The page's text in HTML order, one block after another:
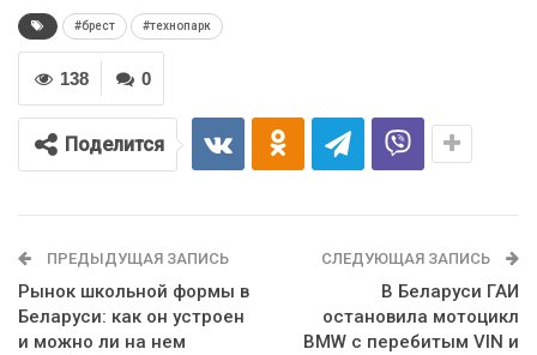
#брест #технопарк
0
138
Поделится
ПРЕДЫДУЩАЯ ЗАПИСЬ
Рынок школьной формы в
Беларуси: как он устроен
и можно ли на нем
СЛЕДУЮЩАЯ ЗАПИСЬ
В Беларуси ГАИ
остановила мотоцикл
BMW с перебитым VIN и